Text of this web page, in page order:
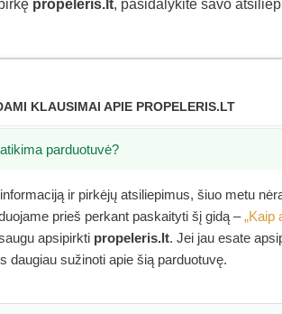
propeleris.lt, pasidalykite savo
KLAUSIMAI APIE PROPELERIS.LT
parduotuvė?
ir pirkėjų atsiliepimus, šiuo metu
prieš perkant paskaityti šį gidą –„Kaip
apsipirkti propeleris.lt. Jei jau esate
daugiau sužinoti apie šią parduotuvę.